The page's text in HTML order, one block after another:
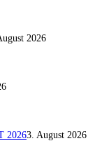
2026
20263. August 2026